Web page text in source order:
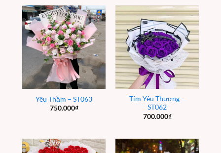
Yêu Thầm – ST063
750.000₫
Tím Yêu Thương –
ST062
700.000₫